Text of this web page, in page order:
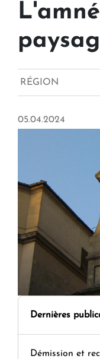
RÉGION
05.04.2024
Dernières
Démission et